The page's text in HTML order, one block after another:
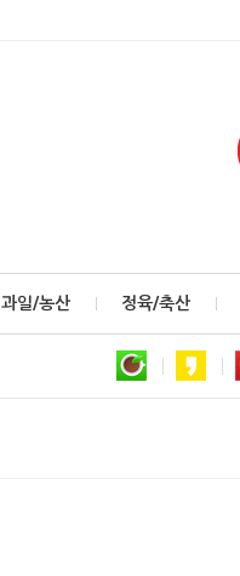
과일/농산 정육/축산